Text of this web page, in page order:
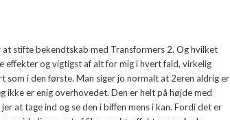
stifte bekendtskab med Transformers 2. Og hvilket
og vigtigst af alt for mig i hvert fald, virkelig
som i den første. Man siger jo normalt at 2eren aldrig er
ikke er enig overhovedet. Den er helt på højde med
at tage ind og se den i biffen mens i kan. Fordi det er